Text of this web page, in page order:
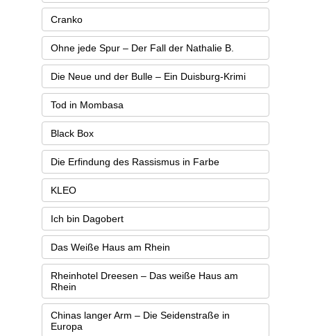
Cranko
Ohne jede Spur – Der Fall der Nathalie B.
Die Neue und der Bulle – Ein Duisburg-Krimi
Tod in Mombasa
Black Box
Die Erfindung des Rassismus in Farbe
KLEO
Ich bin Dagobert
Das Weiße Haus am Rhein
Rheinhotel Dreesen – Das weiße Haus am
Rhein
Chinas langer Arm – Die Seidenstraße in
Europa